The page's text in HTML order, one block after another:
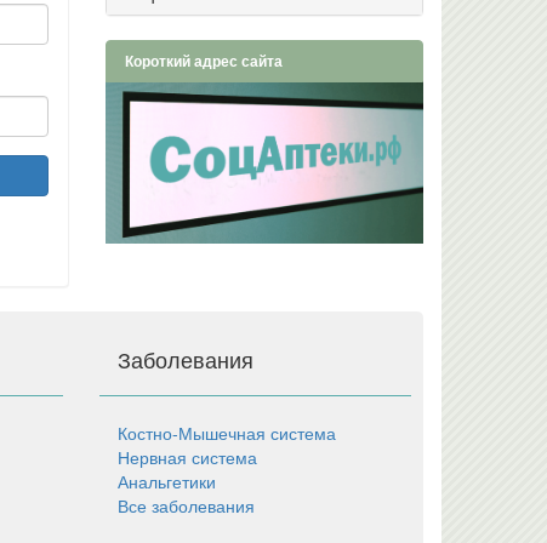
Короткий адрес сайта
Заболевания
Костно-Мышечная система
Нервная система
Анальгетики
Все заболевания